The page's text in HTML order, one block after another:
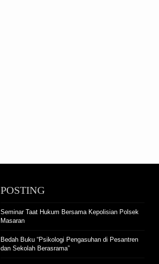
POSTING
Seminar Taat Hukum Bersama Kepolisian Polsek
Masaran
Bedah Buku “Psikologi Pengasuhan di Pesantren
dan Sekolah Berasrama”